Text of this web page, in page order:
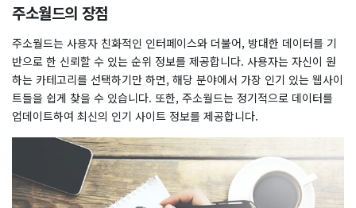
주소월드의 장점
주소월드는 사용자 친화적인 인터페이스와 더불어, 방대한 데이터를 기
반으로 한 신뢰할 수 있는 순위 정보를 제공합니다. 사용자는 자신이 원
하는 카테고리를 선택하기만 하면, 해당 분야에서 가장 인기 있는 웹사이
트들을 쉽게 찾을 수 있습니다. 또한, 주소월드는 정기적으로 데이터를
업데이트하여 최신의 인기 사이트 정보를 제공합니다.